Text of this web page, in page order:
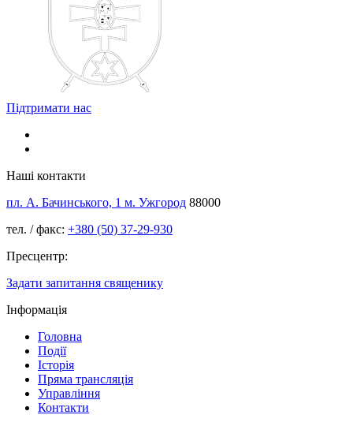
Підтримати нас
Наші контакти
пл. А. Бачинського, 1 м. Ужгород 88000
тел. / факс: +380 (50) 37-29-930
Пресцентр:
Задати запитання священику
Інформація
Головна
Події
Історія
Пряма трансляція
Управління
Контакти